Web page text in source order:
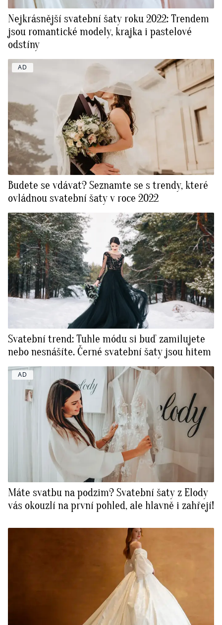
Nejkrásnější svatební šaty roku 2022: Trendem
jsou romantické modely, krajka i pastelové
odstíny
AD
Budete se vdávat? Seznamte se s trendy, které
ovládnou svatební šaty v roce 2022
Svatební trend: Tuhle módu si buď zamilujete
nebo nesnášíte. Černé svatební šaty jsou hitem
AD
Máte svatbu na podzim? Svatební šaty z Elody
vás okouzlí na první pohled, ale hlavně i zahřejí!